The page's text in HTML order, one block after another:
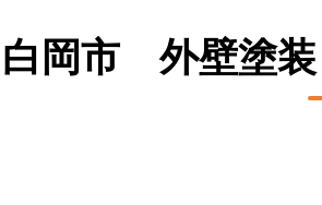
白岡市 外壁塗装